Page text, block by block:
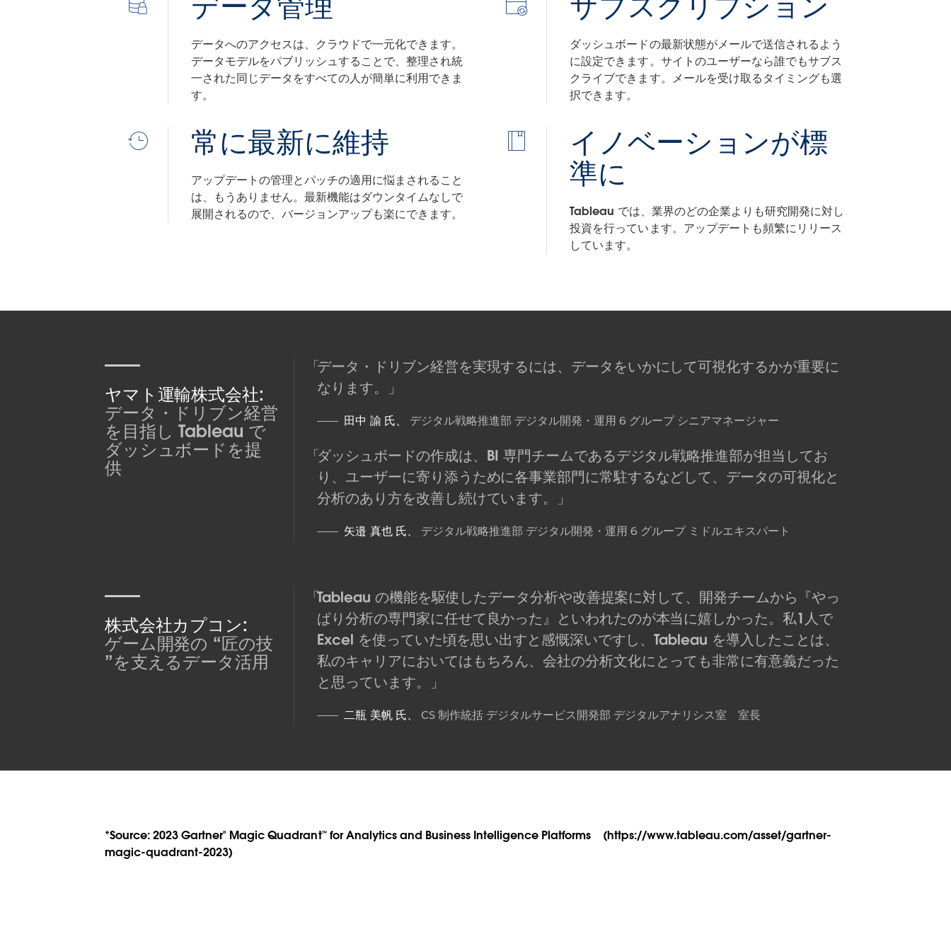
データへのアクセスは、クラウドで一元化できます。
データモデルをパブリッシュすることで、整理され統
一された同じデータをすべての人が簡単に利用できま
す。
ダッシュボードの最新状態がメールで送信されるよう
に設定できます。サイトのユーザーなら誰でもサブス
クライブできます。メールを受け取るタイミングも選
択できます。
常に最新に維持
アップデートの管理とパッチの適用に悩まされること
は、もうありません。最新機能はダウンタイムなしで
展開されるので、バージョンアップも楽にできます。
イノベーションが標
準に
Tableau では、業界のどの企業よりも研究開発に対し
投資を行っています。アップデートも頻繁にリリース
しています。
ヤマト運輸株式会社:
データ・ドリブン経営
を目指し Tableau で
ダッシュボードを提
供
データ・ドリブン経営を実現するには、データをいかにして可視化するかが重要に
なります。
田中 諭 氏、 デジタル戦略推進部 デジタル開発・運用 6 グループ シニアマネージャー
ダッシュボードの作成は、BI 専門チームであるデジタル戦略推進部が担当してお
り、ユーザーに寄り添うために各事業部門に常駐するなどして、データの可視化と
分析のあり方を改善し続けています。
矢邉 真也 氏、 デジタル戦略推進部 デジタル開発・運用 6 グループ ミドルエキスパート
株式会社カプコン:
ゲーム開発の “匠の技
”を支えるデータ活用
Tableau の機能を駆使したデータ分析や改善提案に対して、開発チームから『やっ
ぱり分析の専門家に任せて良かった』といわれたのが本当に嬉しかった。私1人で
Excel を使っていた頃を思い出すと感慨深いですし、Tableau を導入したことは、
私のキャリアにおいてはもちろん、会社の分析文化にとっても非常に有意義だった
と思っています。
二瓶 美帆 氏、 CS 制作統括 デジタルサービス開発部 デジタルアナリシス室 室長
*Source: 2023 Gartner® Magic Quadrant™ for Analytics and Business Intelligence Platforms (https://www.tableau.com/asset/gartner-
magic-quadrant-2023)